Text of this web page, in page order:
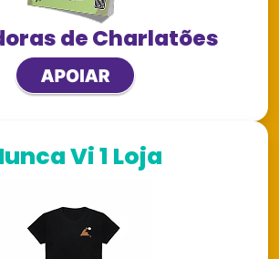
de Charlatões
Vi 1 Loja